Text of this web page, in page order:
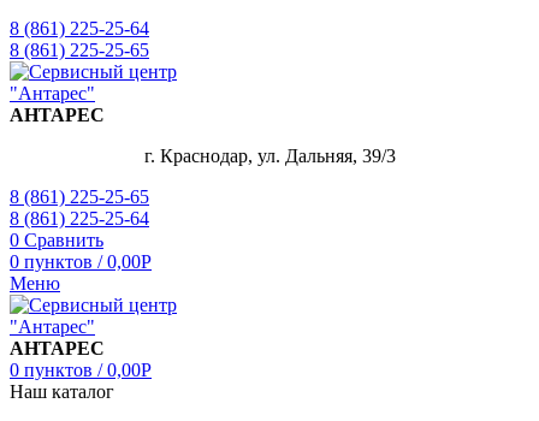
8 (861) 225-25-64
8 (861) 225-25-65
АНТАРЕС
г. Краснодар, ул. Дальняя, 39/3
8 (861) 225-25-65
8 (861) 225-25-64
0 Сравнить
0 пунктов / 0,00Р
Меню
АНТАРЕС
0 пунктов / 0,00Р
Наш каталог